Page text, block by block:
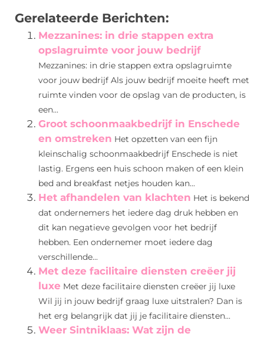
Gerelateerde Berichten:
Mezzanines: in drie stappen extra
opslagruimte voor jouw bedrijf
Mezzanines: in drie stappen extra opslagruimte
voor jouw bedrijf Als jouw bedrijf moeite heeft met
ruimte vinden voor de opslag van de producten, is
een...
Groot schoonmaakbedrijf in Enschede
en omstreken Het opzetten van een fijn
kleinschalig schoonmaakbedrijf Enschede is niet
lastig. Ergens een huis schoon maken of een klein
bed and breakfast netjes houden kan...
Het afhandelen van klachten Het is bekend
dat ondernemers het iedere dag druk hebben en
dit kan negatieve gevolgen voor het bedrijf
hebben. Een ondernemer moet iedere dag
verschillende...
Met deze facilitaire diensten creëer jij
luxe Met deze facilitaire diensten creëer jij luxe
Wil jij in jouw bedrijf graag luxe uitstralen? Dan is
het erg belangrijk dat jij je facilitaire diensten...
Weer Sintniklaas: Wat zijn de